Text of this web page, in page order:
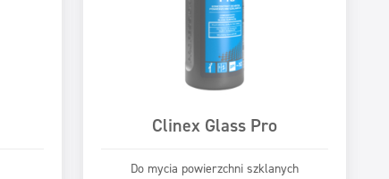
Clinex Glass Pro
Do mycia powierzchni szklanych